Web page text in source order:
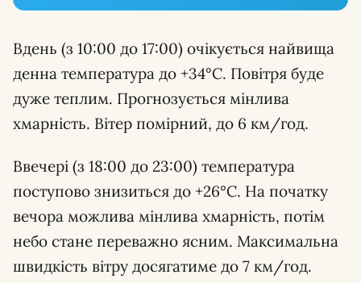
Вдень (з 10:00 до 17:00) очікується найвища
денна температура до +34°C. Повітря буде
дуже теплим. Прогнозується мінлива
хмарність. Вітер помірний, до 6 км/год.
Ввечері (з 18:00 до 23:00) температура
поступово знизиться до +26°C. На початку
вечора можлива мінлива хмарність, потім
небо стане переважно ясним. Максимальна
швидкість вітру досягатиме до 7 км/год.